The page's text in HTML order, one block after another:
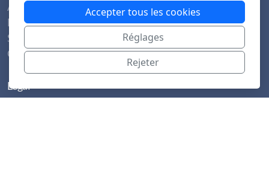
Au programme
Mentions legales
Spring Rolls
Contact
Légal
Accepter tous les cookies
Réglages
Rejeter